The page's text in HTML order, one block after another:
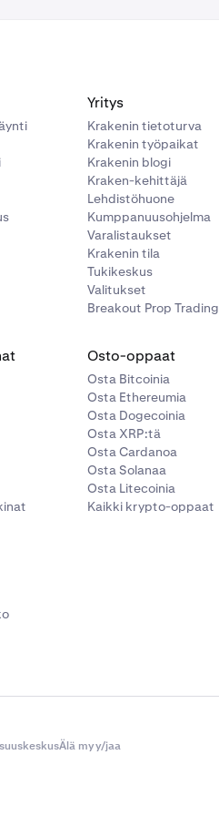
maksutavoista.
ja
tallentamassasi
Toisessa
jostakin olemassa
Yritys
Krakenin tietoturva
Krakenin työpaikat
Krakenin blogi
Kraken-kehittäjä
Lehdistöhuone
Kumppanuusohjelma
Varalistaukset
Krakenin tila
Tukikeskus
Valitukset
Breakout Prop Trading
Osto-oppaat
Osta Bitcoinia
Osta Ethereumia
Osta Dogecoinia
Osta XRP:tä
Osta Cardanoa
Osta Solanaa
Osta Litecoinia
Kaikki krypto-oppaat
Älä myy/jaa